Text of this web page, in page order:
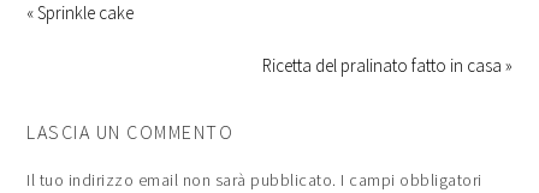
« Sprinkle cake
Ricetta del pralinato fatto in casa »
LASCIA UN COMMENTO
Il tuo indirizzo email non sarà pubblicato. I campi obbligatori